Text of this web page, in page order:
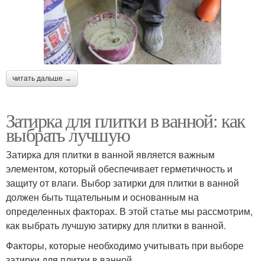
читать дальше →
Затирка для плитки в ванной: как
выбрать лучшую
Затирка для плитки в ванной является важным
элементом, который обеспечивает герметичность и
защиту от влаги. Выбор затирки для плитки в ванной
должен быть тщательным и основанным на
определенных факторах. В этой статье мы рассмотрим,
как выбрать лучшую затирку для плитки в ванной.
Факторы, которые необходимо учитывать при выборе